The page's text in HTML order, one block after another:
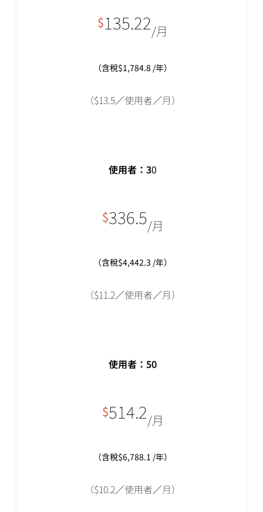
$135.22/月
（含稅$1,784.8 /年）
（$13.5／使用者／月）
使用者： 30
$336.5/月
（含稅$4,442.3 /年）
（$11.2／使用者／月）
使用者： 50
$514.2/月
（含稅$6,788.1 /年）
（$10.2／使用者／月）